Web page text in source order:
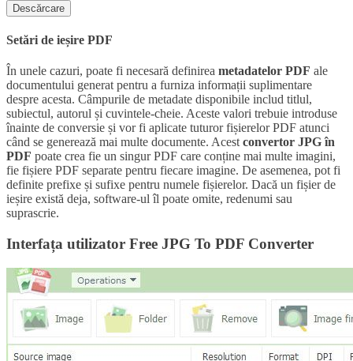
Descărcare
Setări de ieșire PDF
În unele cazuri, poate fi necesară definirea metadatelor PDF ale
documentului generat pentru a furniza informații suplimentare
despre acesta. Câmpurile de metadate disponibile includ titlul,
subiectul, autorul și cuvintele-cheie. Aceste valori trebuie introduse
înainte de conversie și vor fi aplicate tuturor fișierelor PDF atunci
când se generează mai multe documente. Acest convertor JPG în
PDF poate crea fie un singur PDF care conține mai multe imagini,
fie fișiere PDF separate pentru fiecare imagine. De asemenea, pot fi
definite prefixe și sufixe pentru numele fișierelor. Dacă un fișier de
ieșire există deja, software-ul îl poate omite, redenumi sau
suprascrie.
Interfața utilizator Free JPG To PDF Converter